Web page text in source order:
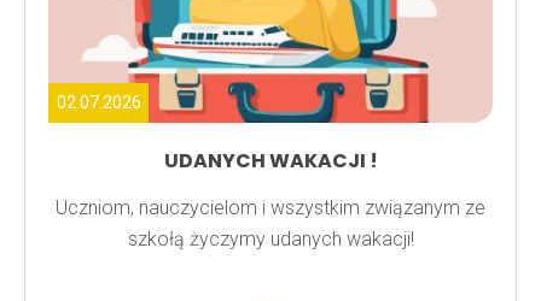
02.07.2026
UDANYCH WAKACJI !
Uczniom, nauczycielom i wszystkim związanym ze
szkołą życzymy udanych wakacji!